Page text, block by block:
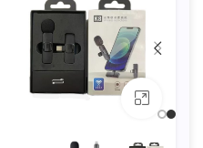
بزرگنمایی تصویر